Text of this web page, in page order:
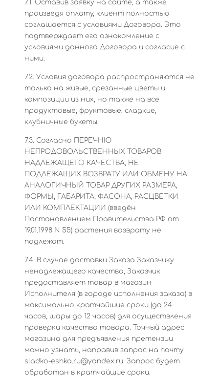
7.1. Оставив заявку на сайте, а также
произведя оплату, клиент полностью
соглашается с условиями Договора. Это
подтверждает его ознакомление с
условиями данного Договора и согласие с
ними.
7.2. Условия договора распространяются не
только на живые, срезанные цветы и
композиции из них, но также на все
продуктовые, фруктовые, сладкие,
клубничные букеты.
7.3. Согласно ПЕРЕЧНЮ
НЕПРОДОВОЛЬСТВЕННЫХ ТОВАРОВ
НАДЛЕЖАЩЕГО КАЧЕСТВА, НЕ
ПОДЛЕЖАЩИХ ВОЗВРАТУ ИЛИ ОБМЕНУ НА
АНАЛОГИЧНЫЙ ТОВАР ДРУГИХ РАЗМЕРА,
ФОРМЫ, ГАБАРИТА, ФАСОНА, РАСЦВЕТКИ
ИЛИ КОМПЛЕКТАЦИИ (введён
Постановлением Правительства РФ от
19.01.1998 N 55) растения возврату не
подлежат.
7.4. В случае доставки Заказа Заказчику
ненадлежащего качества, Заказчик
предоставляет товар в магазин
Исполнителя (в городе исполнения заказа) в
максимально кратчайшие сроки (до 24
часов, шары до 12 часов) для осуществления
проверки качества товара. Точный адрес
магазина для предъявления претензии
можно узнать, направив запрос на почту
sladko-eshka.ru@yandex.ru. Запрос будет
обработан в кратчайшие сроки.